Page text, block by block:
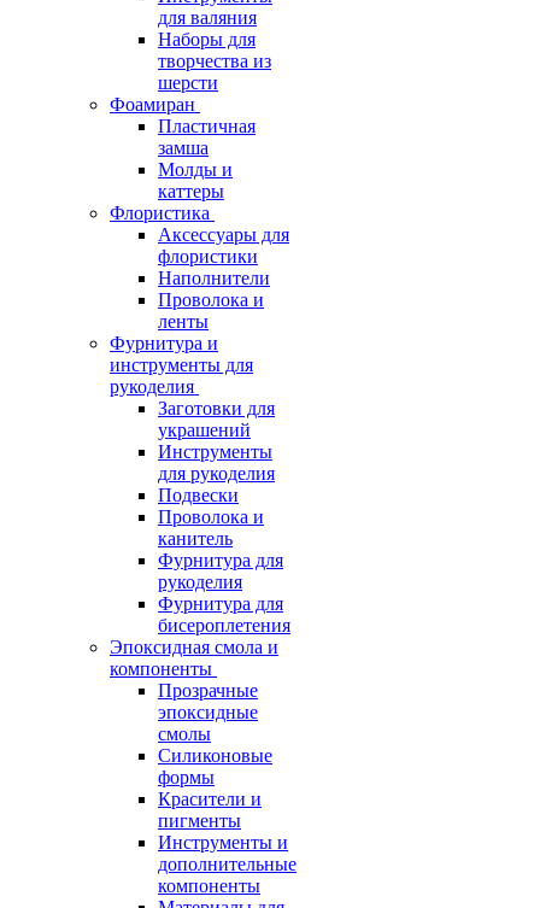
для валяния
Наборы для
творчества из
шерсти
Фоамиран
Пластичная
замша
Молды и
каттеры
Флористика
Аксессуары для
флористики
Наполнители
Проволока и
ленты
Фурнитура и
инструменты для
рукоделия
Заготовки для
украшений
Инструменты
для рукоделия
Подвески
Проволока и
канитель
Фурнитура для
рукоделия
Фурнитура для
бисероплетения
Эпоксидная смола и
компоненты
Прозрачные
эпоксидные
смолы
Силиконовые
формы
Красители и
пигменты
Инструменты и
дополнительные
компоненты